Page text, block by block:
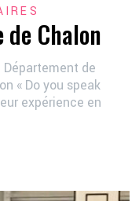
Chalon
de
« Do you speak
expérience en